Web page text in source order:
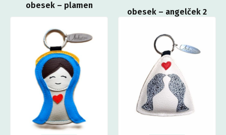
obesek – plamen
obesek – angelček 2